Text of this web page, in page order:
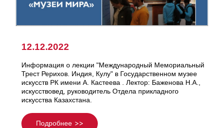
12.12.2022
Информация о лекции "Международный Мемориальный
Трест Рерихов. Индия, Кулу" в Государственном музее
искусств РК имени А. Кастеева . Лектор: Баженова Н.А.,
искусствовед, руководитель Отдела прикладного
искусства Казахстана.
Подробнее